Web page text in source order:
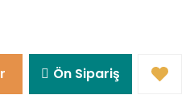
Ön Sipariş